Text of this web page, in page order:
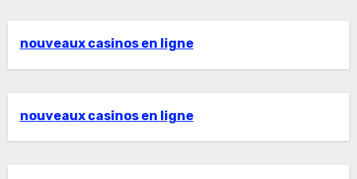
nouveaux casinos en ligne
nouveaux casinos en ligne